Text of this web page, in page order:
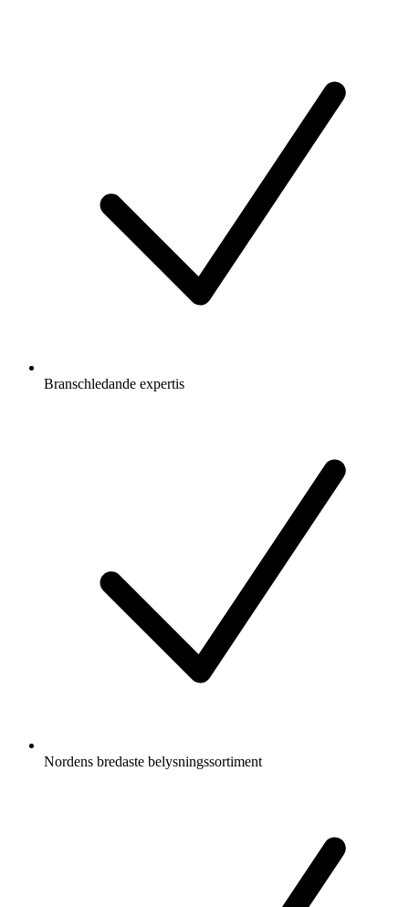
Branschledande expertis
Nordens bredaste belysningssortiment